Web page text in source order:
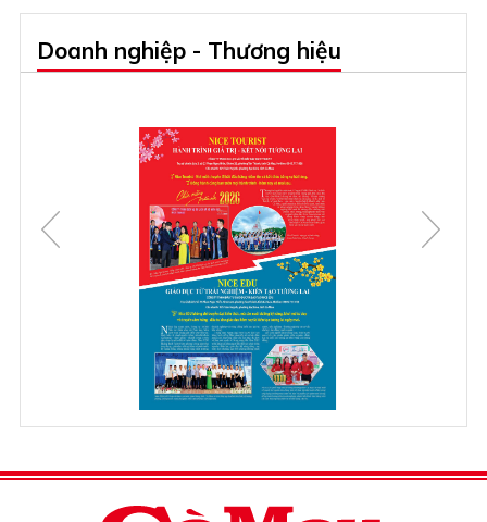
Doanh nghiệp - Thương hiệu